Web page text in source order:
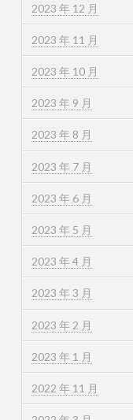
2023 年 12 月
2023 年 11 月
2023 年 10 月
2023 年 9 月
2023 年 8 月
2023 年 7 月
2023 年 6 月
2023 年 5 月
2023 年 4 月
2023 年 3 月
2023 年 2 月
2023 年 1 月
2022 年 11 月